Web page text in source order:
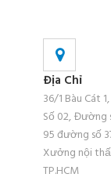
Địa Chỉ
36/1 Bàu Cát
Số 02, Đường
95 đường số
Xưởng nội
TP.HCM